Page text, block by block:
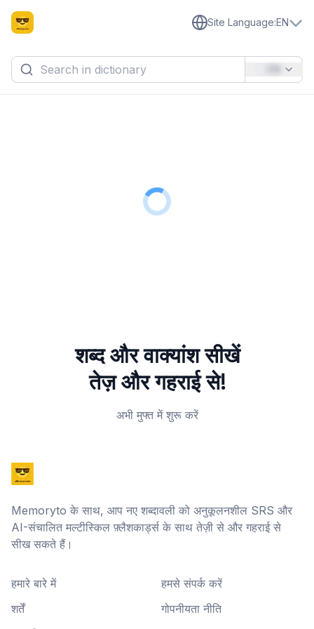
Site Language:EN
शब्द और वाक्यांश सीखें
तेज़ और गहराई से!
अभी मुफ्त में शुरू करें
Memoryto के साथ, आप नए शब्दावली को अनुकूलनशील SRS और
AI-संचालित मल्टीस्किल फ़्लैशकार्ड्स के साथ तेज़ी से और गहराई से
सीख सकते हैं।
हमारे बारे में
हमसे संपर्क करें
शर्तें
गोपनीयता नीति